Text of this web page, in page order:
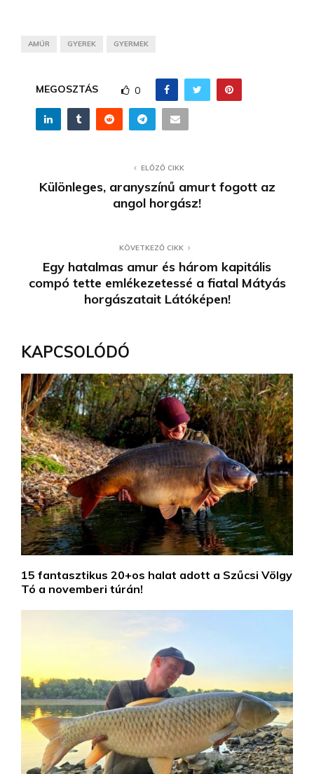
AMÚR GYEREK GYERMEK
MEGOSZTÁS 0
ELŐZŐ CIKK
Különleges, aranyszínű amurt fogott az
angol horgász!
KÖVETKEZŐ CIKK
Egy hatalmas amur és három kapitális
compó tette emlékezetessé a fiatal Mátyás
horgászatait Látóképen!
KAPCSOLÓDÓ
15 fantasztikus 20+os halat adott a Szűcsi Völgy
Tó a novemberi túrán!